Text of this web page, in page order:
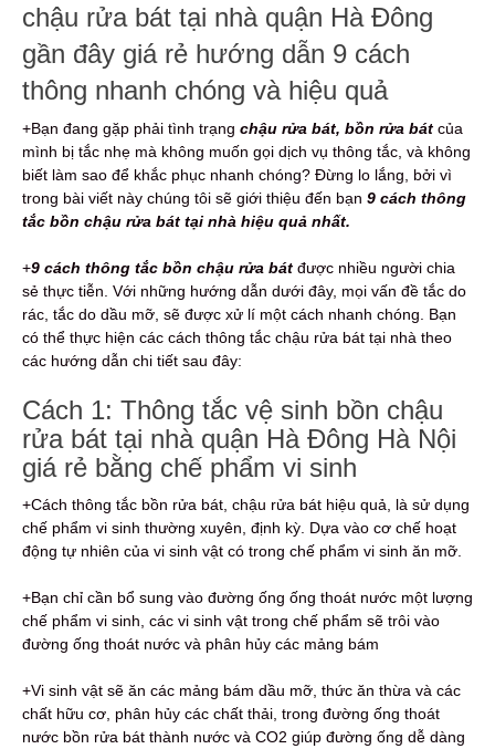
chậu rửa bát tại nhà quận Hà Đông
gần đây giá rẻ hướng dẫn 9 cách
thông nhanh chóng và hiệu quả
+Bạn đang gặp phải tình trạng chậu rửa bát, bồn rửa bát của
mình bị tắc nhẹ mà không muốn gọi dịch vụ thông tắc, và không
biết làm sao để khắc phục nhanh chóng? Đừng lo lắng, bởi vì
trong bài viết này chúng tôi sẽ giới thiệu đến bạn 9 cách thông
tắc bồn chậu rửa bát tại nhà hiệu quả nhất.
+9 cách thông tắc bồn chậu rửa bát được nhiều người chia
sẻ thực tiễn. Với những hướng dẫn dưới đây, mọi vấn đề tắc do
rác, tắc do dầu mỡ, sẽ được xử lí một cách nhanh chóng. Bạn
có thể thực hiện các cách thông tắc chậu rửa bát tại nhà theo
các hướng dẫn chi tiết sau đây:
Cách 1: Thông tắc vệ sinh bồn chậu
rửa bát tại nhà quận Hà Đông Hà Nội
giá rẻ bằng chế phẩm vi sinh
+Cách thông tắc bồn rửa bát, chậu rửa bát hiệu quả, là sử dụng
chế phẩm vi sinh thường xuyên, định kỳ. Dựa vào cơ chế hoạt
động tự nhiên của vi sinh vật có trong chế phẩm vi sinh ăn mỡ.
+Bạn chỉ cần bổ sung vào đường ống ống thoát nước một lượng
chế phẩm vi sinh, các vi sinh vật trong chế phẩm sẽ trôi vào
đường ống thoát nước và phân hủy các mảng bám
+Vi sinh vật sẽ ăn các mảng bám dầu mỡ, thức ăn thừa và các
chất hữu cơ, phân hủy các chất thải, trong đường ống thoát
nước bồn rửa bát thành nước và CO2 giúp đường ống dễ dàng